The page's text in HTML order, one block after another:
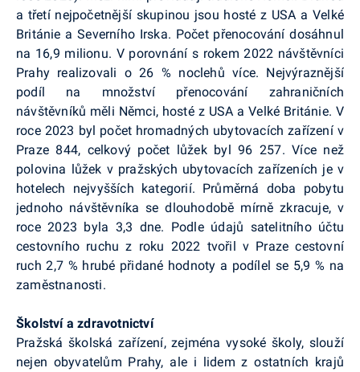
a třetí nejpočetnější skupinou jsou hosté z USA a Velké
Británie a Severního Irska. Počet přenocování dosáhnul
na 16,9 milionu. V porovnání s rokem 2022 návštěvníci
Prahy realizovali o 26 % noclehů více. Nejvýraznější
podíl na množství přenocování zahraničních
návštěvníků měli Němci, hosté z USA a Velké Británie. V
roce 2023 byl počet hromadných ubytovacích zařízení v
Praze 844, celkový počet lůžek byl 96 257. Více než
polovina lůžek v pražských ubytovacích zařízeních je v
hotelech nejvyšších kategorií. Průměrná doba pobytu
jednoho návštěvníka se dlouhodobě mírně zkracuje, v
roce 2023 byla 3,3 dne. Podle údajů satelitního účtu
cestovního ruchu z roku 2022 tvořil v Praze cestovní
ruch 2,7 % hrubé přidané hodnoty a podílel se 5,9 % na
zaměstnanosti.
Školství a zdravotnictví
Pražská školská zařízení, zejména vysoké školy, slouží
nejen obyvatelům Prahy, ale i lidem z ostatních krajů